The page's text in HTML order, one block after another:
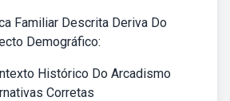
Familiar Descrita Deriva Do
Demográfico:
Histórico Do Arcadismo
Corretas